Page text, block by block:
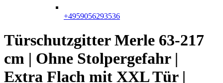
+4959056293536
Türschutzgitter Merle 63-217
cm | Ohne Stolpergefahr |
Extra Flach mit XXL Tür |